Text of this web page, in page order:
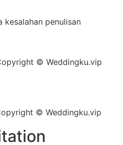
kesalahan penulisan